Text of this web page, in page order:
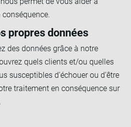
propres données
des données grâce à notre
quels clients et/ou quelles
susceptibles d'échouer ou d'être
traitement en conséquence sur